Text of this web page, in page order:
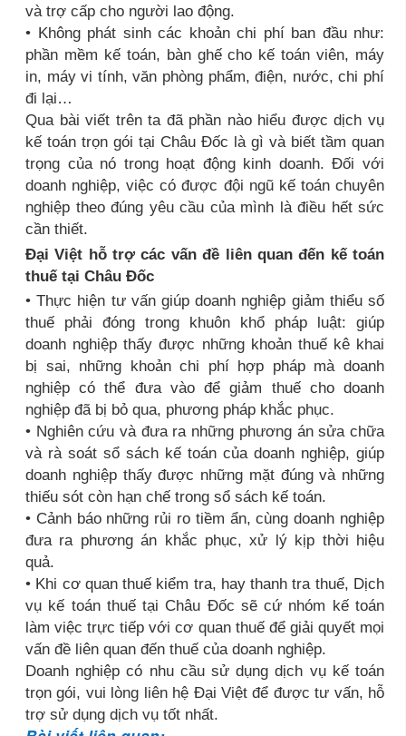
và trợ cấp cho người lao động.
• Không phát sinh các khoản chi phí ban đầu như:
phần mềm kế toán, bàn ghế cho kế toán viên, máy
in, máy vi tính, văn phòng phẩm, điện, nước, chi phí
đi lại…
Qua bài viết trên ta đã phần nào hiểu được dịch vụ
kế toán trọn gói tại Châu Đốc là gì và biết tầm quan
trọng của nó trong hoạt động kinh doanh. Đối với
doanh nghiệp, việc có được đội ngũ kế toán chuyên
nghiệp theo đúng yêu cầu của mình là điều hết sức
cần thiết.
Đại Việt hỗ trợ các vấn đề liên quan đến kế toán
thuế tại Châu Đốc
• Thực hiện tư vấn giúp doanh nghiệp giảm thiểu số
thuế phải đóng trong khuôn khổ pháp luật: giúp
doanh nghiệp thấy được những khoản thuế kê khai
bị sai, những khoản chi phí hợp pháp mà doanh
nghiệp có thể đưa vào để giảm thuế cho doanh
nghiệp đã bị bỏ qua, phương pháp khắc phục.
• Nghiên cứu và đưa ra những phương án sửa chữa
và rà soát sổ sách kế toán của doanh nghiệp, giúp
doanh nghiệp thấy được những mặt đúng và những
thiếu sót còn hạn chế trong sổ sách kế toán.
• Cảnh báo những rủi ro tiềm ẩn, cùng doanh nghiệp
đưa ra phương án khắc phục, xử lý kịp thời hiệu
quả.
• Khi cơ quan thuế kiểm tra, hay thanh tra thuế, Dịch
vụ kế toán thuế tại Châu Đốc sẽ cứ nhóm kế toán
làm việc trực tiếp với cơ quan thuế để giải quyết mọi
vấn đề liên quan đến thuế của doanh nghiệp.
Doanh nghiệp có nhu cầu sử dụng dịch vụ kế toán
trọn gói, vui lòng liên hệ Đại Việt để được tư vấn, hỗ
trợ sử dụng dịch vụ tốt nhất.